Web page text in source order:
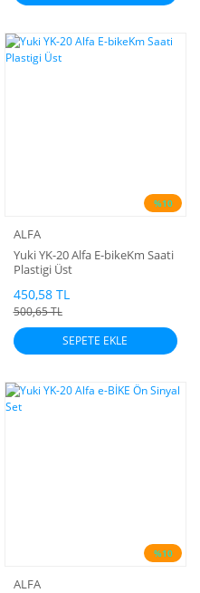
%10
ALFA
Yuki YK-20 Alfa E-bikeKm Saati
Plastigi Üst
450,58 TL
500,65 TL
SEPETE EKLE
%10
ALFA